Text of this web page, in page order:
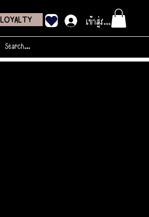
LOYALTY เข้าสู่ระบบ